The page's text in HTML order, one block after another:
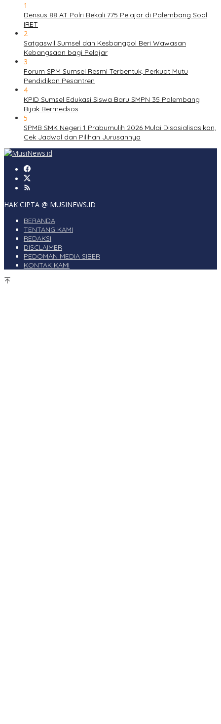
1
Densus 88 AT Polri Bekali 775 Pelajar di Palembang Soal
IRET
2
Satgaswil Sumsel dan Kesbangpol Beri Wawasan
Kebangsaan bagi Pelajar
3
Forum SPM Sumsel Resmi Terbentuk, Perkuat Mutu
Pendidikan Pesantren
4
KPID Sumsel Edukasi Siswa Baru SMPN 35 Palembang
Bijak Bermedsos
5
SPMB SMK Negeri 1 Prabumulih 2026 Mulai Disosialisasikan,
Cek Jadwal dan Pilihan Jurusannya
HAK CIPTA @ MUSINEWS.ID
BERANDA
TENTANG KAMI
REDAKSI
DISCLAIMER
PEDOMAN MEDIA SIBER
KONTAK KAMI